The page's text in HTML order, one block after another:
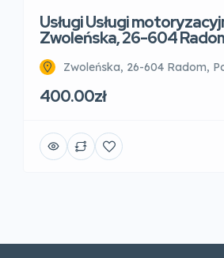
Usługi Usługi
Zwoleńska, 26-604
Zwoleńska, 26-604 Radom,
400.00zł